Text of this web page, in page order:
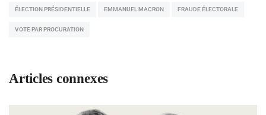
ÉLECTION PRÉSIDENTIELLE EMMANUEL MACRON FRAUDE ÉLECTORALE
VOTE PAR PROCURATION
Articles connexes